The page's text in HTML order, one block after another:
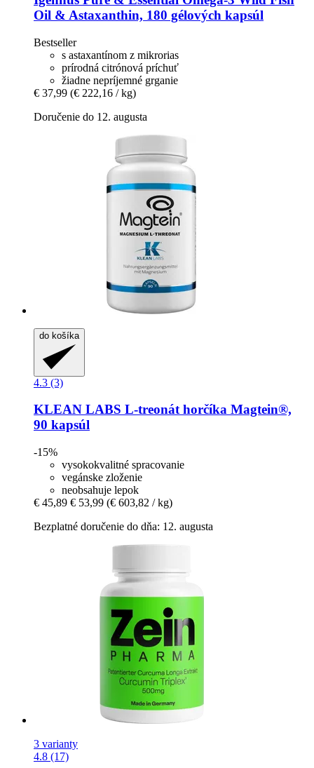
Oil & Astaxanthin, 180 gélových kapsúl
Bestseller
s astaxantínom z mikrorias
prírodná citrónová príchuť
žiadne nepríjemné grganie
€ 37,99 (€ 222,16 / kg)
Doručenie do 12. augusta
do košíka
4.3 (3)
KLEAN LABS L-​treonát horčíka Magtein®,
90 kapsúl
-15%
vysokokvalitné spracovanie
vegánske zloženie
neobsahuje lepok
€ 45,89 € 53,99 (€ 603,82 / kg)
Bezplatné doručenie do dňa: 12. augusta
3 varianty
4.8 (17)